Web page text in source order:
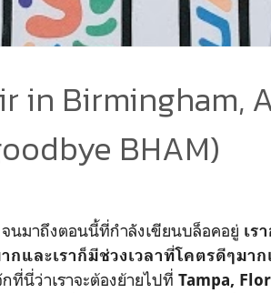
in Birmingham,
BHAM)
าถึงตอนนี้ที่กำลังเขียนบล็อคอยู่ เร
กและเราก็มีช่วงเวลาที่โคตรดีๆมา
ที่นี่ว่าเราจะต้องย้ายไปที่ Tampa,